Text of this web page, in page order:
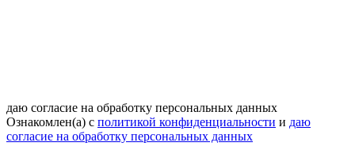
даю согласие на обработку персональных данных
Ознакомлен(а) с политикой конфиденциальности и даю
согласие на обработку персональных данных